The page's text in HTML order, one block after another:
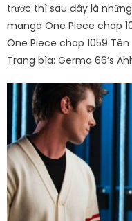
trước thì sau đây là
manga One Piece chap
One Piece chap 1059 Tên
Trang bìa: Germa 66’s